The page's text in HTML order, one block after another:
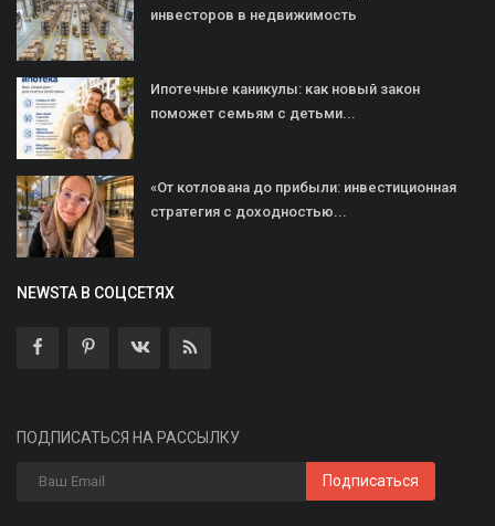
инвесторов в недвижимость
Ипотечные каникулы: как новый закон
поможет семьям с детьми...
«От котлована до прибыли: инвестиционная
стратегия с доходностью...
NEWSTA В СОЦСЕТЯХ
ПОДПИСАТЬСЯ НА РАССЫЛКУ
Подписаться